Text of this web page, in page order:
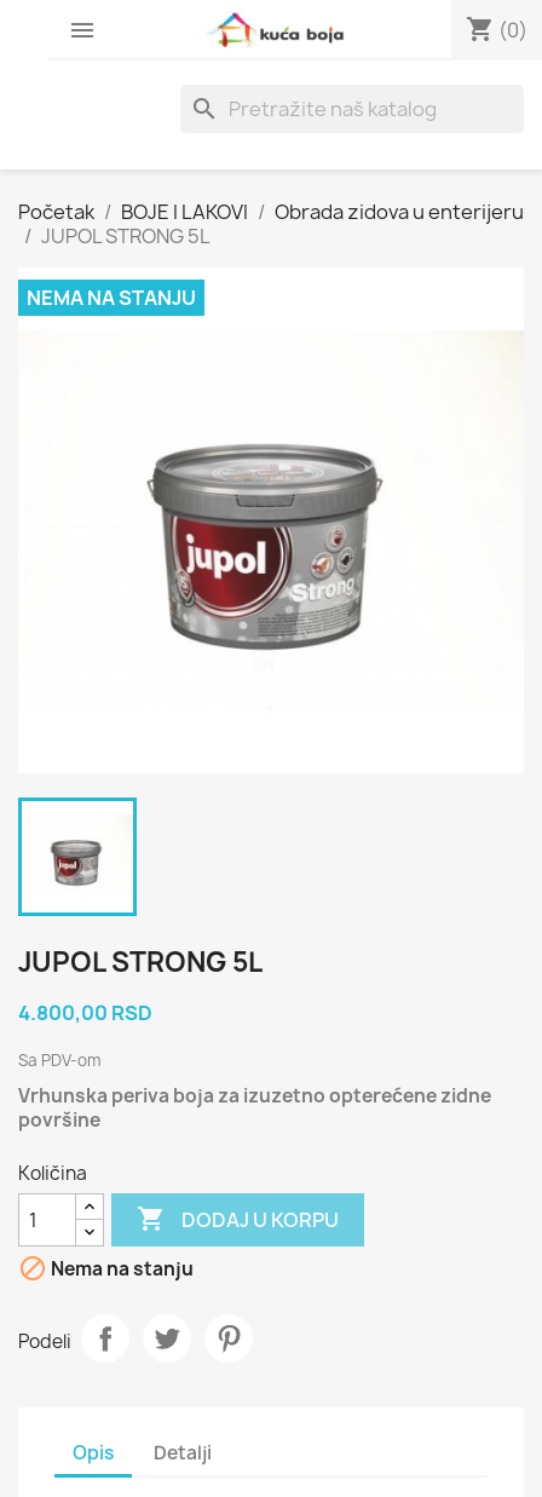
 shopping_cart (0)
search
Početak BOJE I LAKOVI
Obrada zidova u enterijeru
JUPOL STRONG 5L
NEMA NA STANJU
JUPOL STRONG 5L
4.800,00 RSD
Sa PDV-om
Vrhunska periva boja za izuzetno opterećene zidne
površine
Količina
 DODAJ U KORPU
 Nema na stanju
Podeli
Opis Detalji